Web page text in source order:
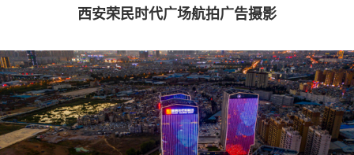
西安荣民时代广场航拍广告摄影